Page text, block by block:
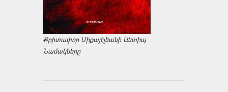
Քրիտափոր Միքայէլեանի Անտիպ
Նամակները